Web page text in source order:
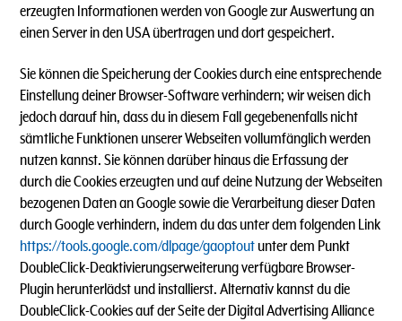
erzeugten Informationen werden von Google zur Auswertung an
einen Server in den USA übertragen und dort gespeichert.
Sie können die Speicherung der Cookies durch eine entsprechende
Einstellung deiner Browser-Software verhindern; wir weisen dich
jedoch darauf hin, dass du in diesem Fall gegebenenfalls nicht
sämtliche Funktionen unserer Webseiten vollumfänglich werden
nutzen kannst. Sie können darüber hinaus die Erfassung der
durch die Cookies erzeugten und auf deine Nutzung der Webseiten
bezogenen Daten an Google sowie die Verarbeitung dieser Daten
durch Google verhindern, indem du das unter dem folgenden Link
https://tools.google.com/dlpage/gaoptout unter dem Punkt
DoubleClick-Deaktivierungserweiterung verfügbare Browser-
Plugin herunterlädst und installierst. Alternativ kannst du die
DoubleClick-Cookies auf der Seite der Digital Advertising Alliance